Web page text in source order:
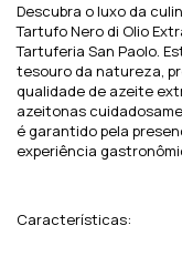
Descubra o luxo da
Tartufo Nero di Olio
Tartuferia San Paolo.
tesouro da natureza,
qualidade de azeite
azeitonas
é garantido pela
experiência
Características: